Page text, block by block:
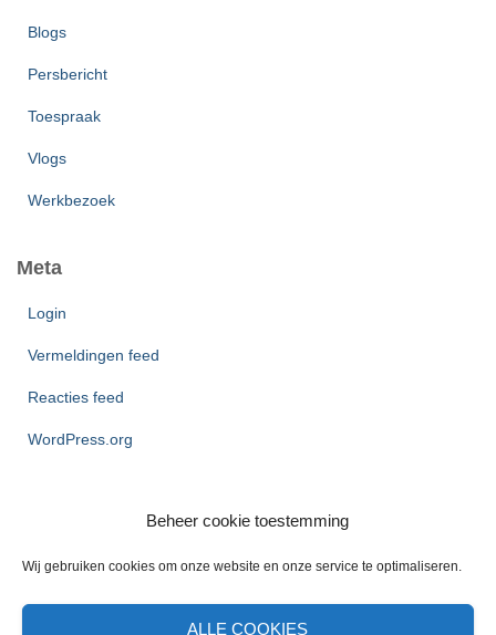
Beheer cookie toestemming
Wij gebruiken cookies om onze website en onze service te optimaliseren.
ALLE COOKIES
Blogs
Persbericht
Toespraak
Vlogs
Werkbezoek
Meta
Login
Vermeldingen feed
Reacties feed
WordPress.org
COOKIE BELEID